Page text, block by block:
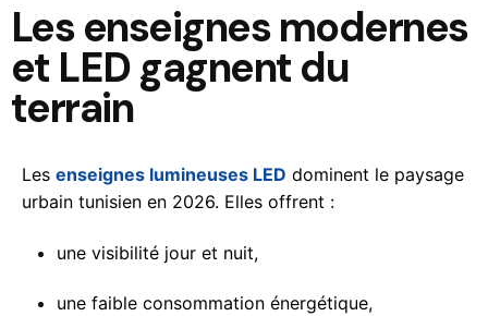
Les enseignes modernes
et LED gagnent du
terrain
Les enseignes lumineuses LED dominent le paysage
urbain tunisien en 2026. Elles offrent :
une visibilité jour et nuit,
une faible consommation énergétique,